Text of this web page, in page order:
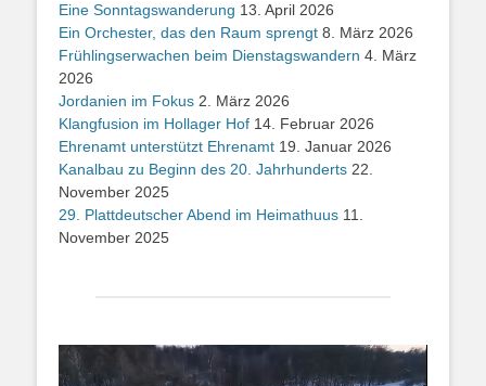
Eine Sonntagswanderung 13. April 2026
Ein Orchester, das den Raum sprengt 8. März 2026
Frühlingserwachen beim Dienstagswandern 4. März
2026
Jordanien im Fokus 2. März 2026
Klangfusion im Hollager Hof 14. Februar 2026
Ehrenamt unterstützt Ehrenamt 19. Januar 2026
Kanalbau zu Beginn des 20. Jahrhunderts 22.
November 2025
29. Plattdeutscher Abend im Heimathuus 11.
November 2025